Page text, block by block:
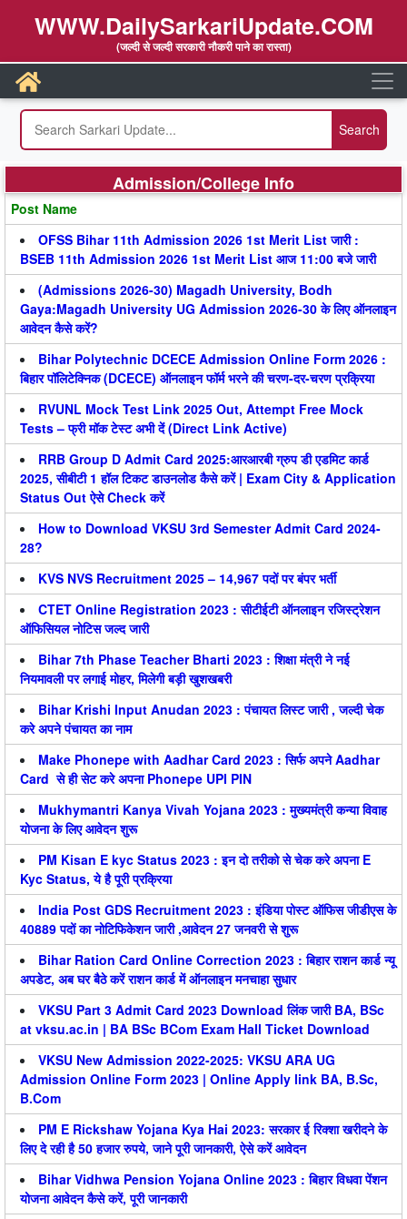
WWW.DailySarkariUpdate.COM
(जल्दी से जल्दी सरकारी नौकरी पाने का रास्ता)
Admission/College Info
Post Name
OFSS Bihar 11th Admission 2026 1st Merit List जारी :
BSEB 11th Admission 2026 1st Merit List आज 11:00 बजे जारी
(Admissions 2026-30) Magadh University, Bodh
Gaya:Magadh University UG Admission 2026-30 के लिए ऑनलाइन
आवेदन कैसे करें?
Bihar Polytechnic DCECE Admission Online Form 2026 :
बिहार पॉलिटेक्निक (DCECE) ऑनलाइन फॉर्म भरने की चरण-दर-चरण प्रक्रिया
RVUNL Mock Test Link 2025 Out, Attempt Free Mock
Tests – फ्री मॉक टेस्ट अभी दें (Direct Link Active)
RRB Group D Admit Card 2025:आरआरबी ग्रुप डी एडमिट कार्ड
2025, सीबीटी 1 हॉल टिकट डाउनलोड कैसे करें | Exam City & Application
Status Out ऐसे Check करें
How to Download VKSU 3rd Semester Admit Card 2024-
28?
KVS NVS Recruitment 2025 – 14,967 पदों पर बंपर भर्ती
CTET Online Registration 2023 : सीटीईटी ऑनलाइन रजिस्ट्रेशन
ऑफिसियल नोटिस जल्द जारी
Bihar 7th Phase Teacher Bharti 2023 : शिक्षा मंत्री ने नई
नियमावली पर लगाई मोहर, मिलेगी बड़ी खुशखबरी
Bihar Krishi Input Anudan 2023 : पंचायत लिस्ट जारी , जल्दी चेक
करे अपने पंचायत का नाम
Make Phonepe with Aadhar Card 2023 : सिर्फ अपने Aadhar
Card से ही सेट करे अपना Phonepe UPI PIN
Mukhymantri Kanya Vivah Yojana 2023 : मुख्यमंत्री कन्या विवाह
योजना के लिए आवेदन शुरू
PM Kisan E kyc Status 2023 : इन दो तरीको से चेक करे अपना E
Kyc Status, ये है पूरी प्रक्रिया
India Post GDS Recruitment 2023 : इंडिया पोस्ट ऑफिस जीडीएस के
40889 पदों का नोटिफिकेशन जारी ,आवेदन 27 जनवरी से शुरू
Bihar Ration Card Online Correction 2023 : बिहार राशन कार्ड न्यू
अपडेट, अब घर बैठे करें राशन कार्ड में ऑनलाइन मनचाहा सुधार
VKSU Part 3 Admit Card 2023 Download लिंक जारी BA, BSc
at vksu.ac.in | BA BSc BCom Exam Hall Ticket Download
VKSU New Admission 2022-2025: VKSU ARA UG
Admission Online Form 2023 | Online Apply link BA, B.Sc,
B.Com
PM E Rickshaw Yojana Kya Hai 2023: सरकार ई रिक्शा खरीदने के
लिए दे रही है 50 हजार रुपये, जाने पूरी जानकारी, ऐसे करें आवेदन
Bihar Vidhwa Pension Yojana Online 2023 : बिहार विधवा पेंशन
योजना आवेदन कैसे करें, पूरी जानकारी